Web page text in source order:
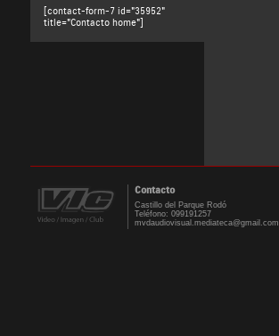
[contact-form-7 id="35952"
title="Contacto home"]
Contacto
Castillo del Parque Rodó
Teléfono: 099191257
mvdaudiovisual.mediateca@gmail.com